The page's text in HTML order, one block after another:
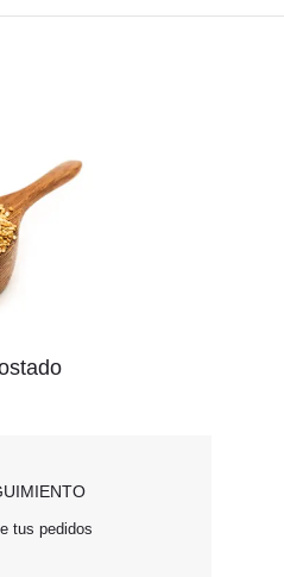
tus pedidos